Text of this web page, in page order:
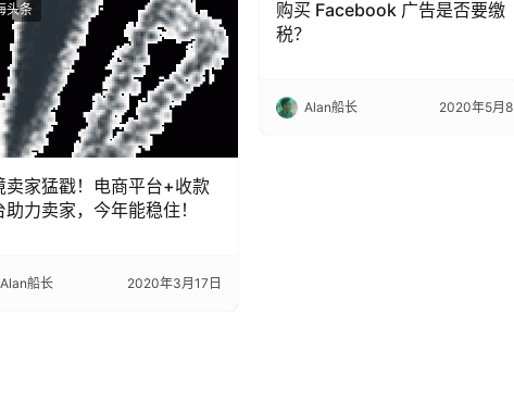
头条
卖家猛戳！电商平台+收款
助力卖家，今年能稳住！
Alan船长 2020年3月17日
出海头条
购买 Facebook 广告是否要缴
税？
Alan船长 2020年5月